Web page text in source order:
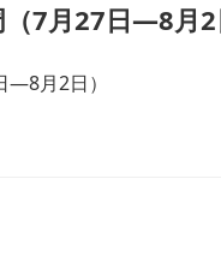
7月27日—8月2
—8月2日）